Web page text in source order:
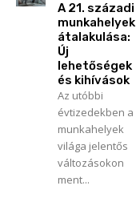
A 21. századi
munkahelyek
átalakulása:
Új
lehetőségek
és kihívások
Az utóbbi
évtizedekben a
munkahelyek
világa jelentős
változásokon
ment...